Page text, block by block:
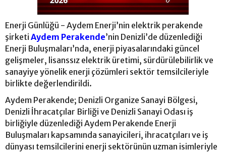
Enerji Günlüğü - Aydem Enerji’nin elektrik perakende
şirketi Aydem Perakende’nin Denizli’de düzenlediği
Enerji Buluşmaları’nda, enerji piyasalarındaki güncel
gelişmeler, lisanssız elektrik üretimi, sürdürülebilirlik ve
sanayiye yönelik enerji çözümleri sektör temsilcileriyle
birlikte değerlendirildi.
Aydem Perakende; Denizli Organize Sanayi Bölgesi,
Denizli İhracatçılar Birliği ve Denizli Sanayi Odası iş
birliğiyle düzenlediği Aydem Perakende Enerji
Buluşmaları kapsamında sanayicileri, ihracatçıları ve iş
dünyası temsilcilerini enerji sektörünün uzman isimleriyle